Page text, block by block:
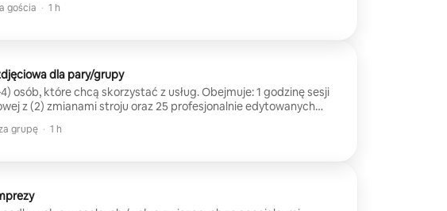
gościa
gościa · 1 h
dla pary/grupy
osób, które chcą skorzystać z usług. Obejmuje: 1 godzinę sesji
z (2) zmianami stroju oraz 25 profesjonalnie edytowanych
grupę
grupę · 1 h